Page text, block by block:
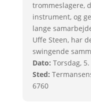
trommeslagere,
instrument, og
lange
Uffe Steen, har
swingende
Dato: Torsdag,
Sted:
6760